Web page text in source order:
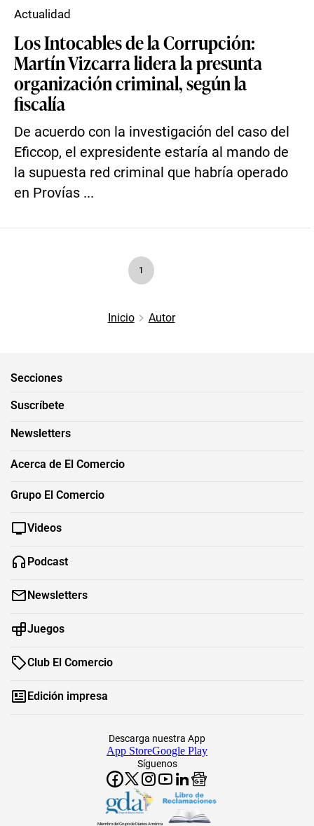
Los Intocables de la Corrupción:
Martín Vizcarra lidera la presunta
organización criminal, según la
fiscalía
De acuerdo con la investigación del caso del
Eficcop, el expresidente estaría al mando de
la supuesta red criminal que habría operado
en Provías ...
Actualidad
1
Inicio Autor
Secciones
Suscríbete
Newsletters
Acerca de El Comercio
Grupo El Comercio
Videos
Podcast
Newsletters
Juegos
Club El Comercio
Edición impresa
Síguenos
Descarga nuestra App
App StoreGoogle Play
Miembro del Grupo de Diarios América